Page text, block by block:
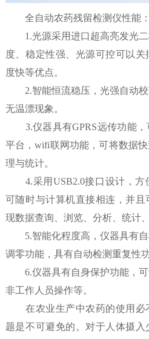
全自动农药残留检测仪性能：
1.光源采用进口超高亮发光二
度、稳定性强、光源可控可以
度快等优点。
2.智能恒流稳压，光强自动校
无温漂现象。
3.仪器具有GPRS远传功能，
平台，wifi联网功能，可将数据
理与统计。
4.采用USB2.0接口设计，方
可随时与计算机直接相连，并
现数据查询、浏览、分析、统计
5.智能化程度高，仪器具有自
调零功能，具有自动检测重复性
6.仪器具有自身保护功能，可
非工作人员操作等。
在农业生产中农药的使用必
题是不可避免的。对于人体摄